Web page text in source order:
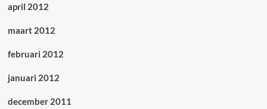
april 2012
maart 2012
februari 2012
januari 2012
december 2011